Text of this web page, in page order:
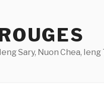
Sary, Nuon Chea,